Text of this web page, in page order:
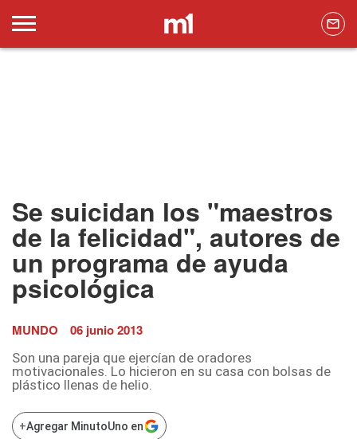
Se suicidan los "maestros
de la felicidad", autores de
un programa de ayuda
psicológica
MUNDO 06 junio 2013
Son una pareja que ejercían de oradores
motivacionales. Lo hicieron en su casa con bolsas de
plástico llenas de helio.
+Agregar MinutoUno en